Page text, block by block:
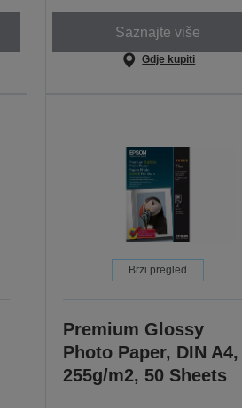
Saznajte više
Gdje kupiti
Brzi pregled
Premium Glossy
Photo Paper, DIN A4,
255g/m2, 50 Sheets